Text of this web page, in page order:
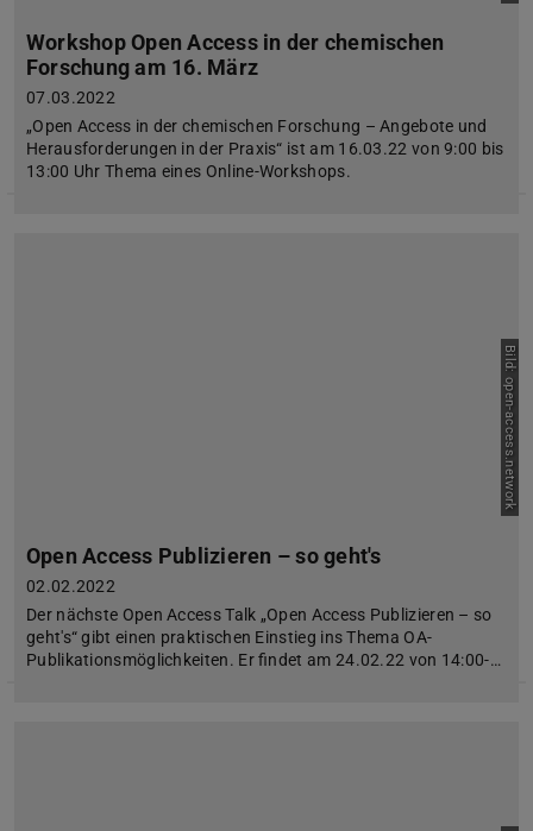
Workshop Open Access in der chemischen
Forschung am 16. März
07.03.2022
„Open Access in der chemischen Forschung – Angebote und
Herausforderungen in der Praxis“ ist am 16.03.22 von 9:00 bis
13:00 Uhr Thema eines Online-Workshops.
Bild: open-access.network
Open Access Publizieren – so geht's
02.02.2022
Der nächste Open Access Talk „Open Access Publizieren – so
geht's“ gibt einen praktischen Einstieg ins Thema OA-
Publikationsmöglichkeiten. Er findet am 24.02.22 von 14:00-…